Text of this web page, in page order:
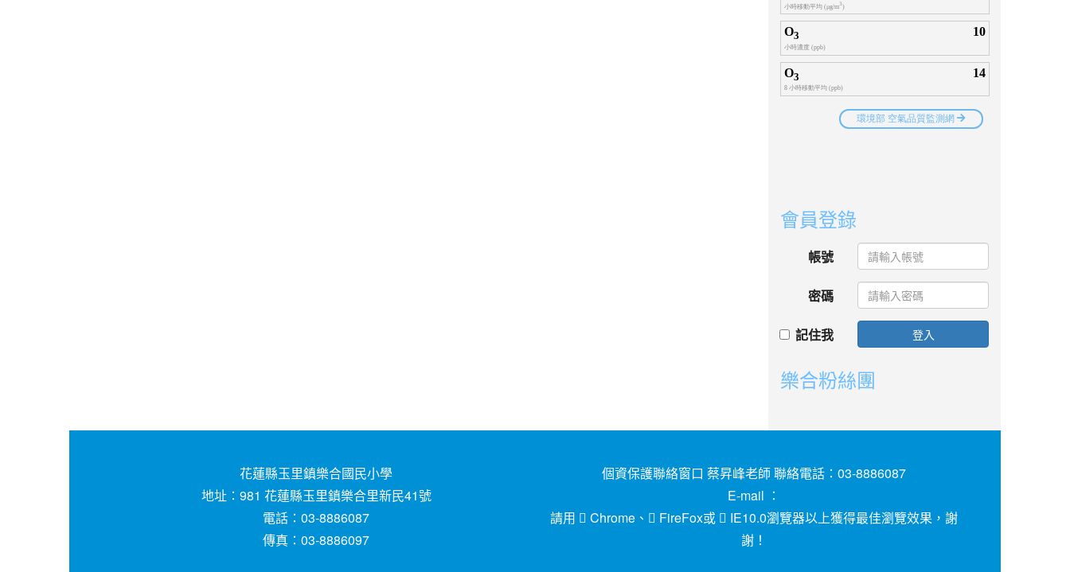
會員登錄
帳號
密碼
記住我 登入
樂合粉絲團
花蓮縣玉里鎮樂合國民小學
地址：981 花蓮縣玉里鎮樂合里新民41號
電話：03-8886087
傳真：03-8886097
個資保護聯絡窗口 蔡昇峰老師 聯絡電話：03-8886087
E-mail ：
請用
Chrome 、 FireFox或
IE10.0瀏覽器以上獲得最佳瀏覽效果，謝
謝！